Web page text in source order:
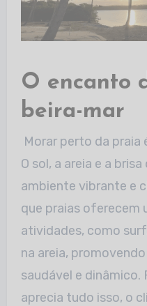
O encanto
beira-mar
Morar perto da praia
O sol, a areia e a
ambiente vibrante e
que praias oferecem
atividades, como
na areia,
saudável e
aprecia tudo isso, o